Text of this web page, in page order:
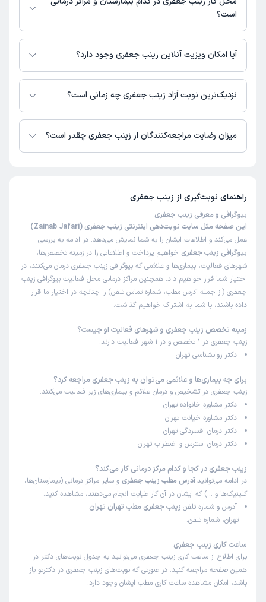
است؟
اطلاعاتی درباره محل فعالیت زینب جعفری در مراکز درمانی در دسترس نیست.
آیا امکان ویزیت آنلاین زینب جعفری وجود دارد؟
در حال حاضر زینب جعفری مشاوره پزشکی تلفنی فعال دارند.
نزدیک‌ترین نوبت آزاد زینب جعفری چه زمانی است؟
زینب جعفری از روز شنبه 17 مرداد 1405 بیمار جدید می‌پذیرند.
میزان رضایت مراجعه‌کنندگان از زینب جعفری چقدر است؟
راهنمای نوبت‌گیری از زینب جعفری
بیوگرافی و معرفی زینب جعفری
این صفحه مثل سایت نوبت‌دهی اینترنتی زینب جعفری (Zainab Jafari)
عمل می‌کند و اطلاعات ایشان را به شما نمایش می‌دهد. در ادامه به بررسی
بیوگرافی زینب جعفری خواهیم پرداخت و اطلاعاتی را در زمینه تخصص‌ها،
شهرهای فعالیت، بیماری‌ها و علائمی که بیوگرافی زینب جعفری درمان می‌کنند، در
اختیار شما قرار خواهیم داد. همچنین مراکز درمانی محل فعالیت بیوگرافی زینب
جعفری (از جمله آدرس مطب، شماره تماس تلفن) را چنانچه در اختیار ما قرار
داده باشند، با شما به اشتراک خواهیم گذاشت.
زمینه تخصص زینب جعفری و شهرهای فعالیت او چیست؟
زینب جعفری در 1 تخصص و در 1 شهر فعالیت دارند:
دکتر روانشناسی تهران
برای چه بیماری‌ها و علائمی می‌توان به زینب جعفری مراجعه کرد؟
زینب جعفری در تشخیص و درمان علائم و بیماری‌های زیر فعالیت می‌کنند:
دکتر مشاوره خانواده تهران
دکتر مشاوره خیانت تهران
دکتر درمان افسردگی تهران
دکتر درمان استرس و اضطراب تهران
زینب جعفری در کجا و کدام مرکز درمانی کار می‌کند؟
در ادامه می‌توانید آدرس مطب زینب جعفری و سایر مراکز درمانی (بیمارستان‌ها،
کلینیک‌ها و …) که ایشان در آن کار طبابت انجام می‌دهند، مشاهده کنید:
آدرس و شماره تلفن زینب جعفری مطب تهران تهران
تهران، شماره تلفن:
ساعت کاری زینب جعفری
برای اطلاع از ساعت کاری زینب جعفری می‌توانید به جدول نوبت‌های دکتر در
همین صفحه مراجعه کنید. در صورتی که نوبت‌های زینب جعفری در دکترتو باز
باشد، امکان مشاهده ساعت کاری مطب ایشان وجود دارد.